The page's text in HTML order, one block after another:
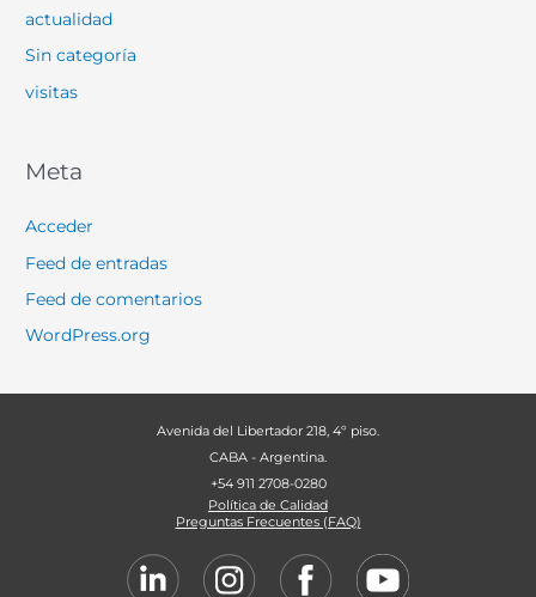
actualidad
Sin categoría
visitas
Meta
Acceder
Feed de entradas
Feed de comentarios
WordPress.org
Avenida del Libertador 218, 4º piso.
CABA - Argentina.
+54 911 2708-0280
Política de Calidad
Preguntas Frecuentes (FAQ)